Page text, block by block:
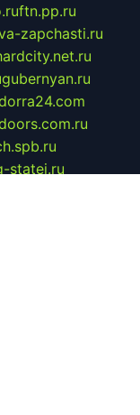
ftn.pp.ru
zapchasti.ru
gubernyan.ru
statei.ru